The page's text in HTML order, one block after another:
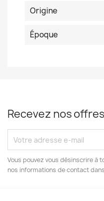
Origine
Époque
Recevez nos
Vous pouvez vous désinscrire à
nos informations de contact